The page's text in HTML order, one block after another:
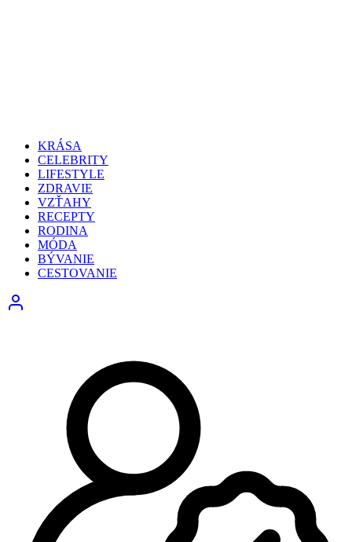
KRÁSA
CELEBRITY
LIFESTYLE
ZDRAVIE
VZŤAHY
RECEPTY
RODINA
MÓDA
BÝVANIE
CESTOVANIE